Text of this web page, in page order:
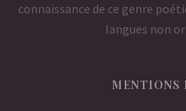
connaissance de ce genre
langues non
MENTIONS